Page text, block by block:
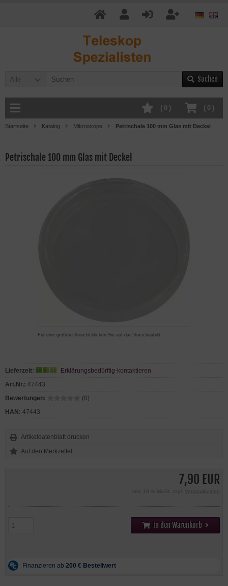
Alle Suchen
( 0 )
( 0 )
Startseite Katalog Mikroskope Petrischale 100 mm Glas mit Deckel
Petrischale 100 mm Glas mit Deckel
Für eine größere Ansicht klicken Sie auf das Vorschaubild
7,90 EUR
inkl. 19 % MwSt. zzgl. Versandkosten
In den Warenkorb
Lieferzeit:
Erklärungsbedürftig-kontaktieren
Art.Nr.: 47443
Bewertungen:
(0)
HAN: 47443
Artikeldatenblatt drucken